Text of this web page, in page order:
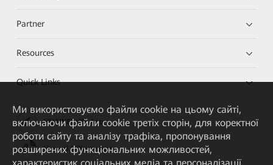
Partner
Resources
Quick Links
HUAWEI eKit App
Huawei HiKnow App
Ми використовуємо файли cookie на цьому сайті,
включаючи файли cookie третіх сторін, для коректної
роботи сайту та аналізу трафіка, пропонування
розширених функціональних можливостей,